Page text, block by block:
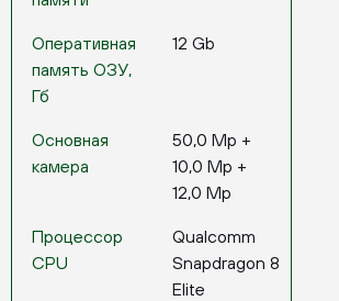
Оперативная
память ОЗУ,
Гб
12 Gb
Основная
камера
50,0 Mp +
10,0 Mp +
12,0 Mp
Процессор
CPU
Qualcomm
Snapdragon 8
Elite